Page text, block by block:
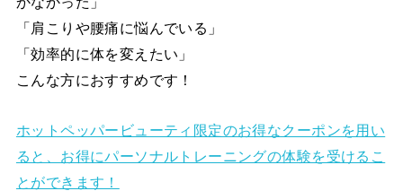
「肩こりや腰痛に悩んでいる」
「効率的に体を変えたい」
こんな方におすすめです！
ホットペッパービューティ限定のお得なクーポンを用い
ると、お得にパーソナルトレーニングの体験を受けるこ
とができます！